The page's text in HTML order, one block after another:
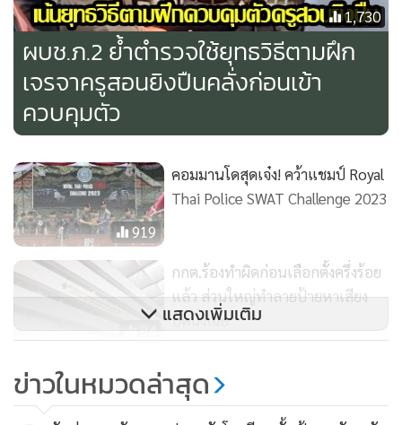
ไม่มีการตอบสนองใดๆ ต่อปฏิบัติการเจรจา และไม่ใช้วิธีรุนแรง
ของเจ้าหน้าที่ตำรวจ และยังคงเก็บตัวเงียบอยู่ในบ้าน แต่
ประชาชนที่อยู่ภายในชุมชนที่ยังไม่กล้ากลับเข้าบ้าน เริ่มมีความ
อึดอัดกับการทำงานของเจ้าหน้าที่ตำรวจแล้ว
เพราะชาวบ้านต้องการให้เหตุการณ์สงบอย่างรวดเร็ว และยัง
อึดอัดมากขึ้นเมื่อเจ้าหน้าที่ตำรวจยังไม่มีท่าทีว่าจะบุกจู่โจมเข้า
จับกุมตัวแต่อย่างใด โดยทำได้เพียงวางกำลังเจ้าหน้าที่ตำรวจ
จำนวน 20 นาย เฝ้าอยู่ในจุดที่เกิดเหตุ ส่งผลให้ร้านกาแฟ รวมทั้ง
ร้านค้าต่างๆ ที่อยู่บริเวณปากซอยต้องพากันหยุดขายขาดรายได้
อีกทั้งถนนภายในซอยเจ้าหน้าที่ตำรวจยังได้ทำการขึงเชือกปิด
กั้นเส้นทางไม่อนุญาตให้สัญจร
ต้องรอให้ชาวบ้านเดือดร้อนมากเพียงใดจึงจะยอมทำให้
เหตุการณ์ดังกล่าวจบลง
1,730
ผบช.ภ.2 ย้ำตำรวจใช้ยุทธวิธีตามฝึก
เจรจาครูสอนยิงปืนคลั่งก่อนเข้า
ควบคุมตัว
919
คอมมานโดสุดเจ๋ง! คว้าแชมป์ Royal
Thai Police SWAT Challenge 2023
84
กกต.ร้องทำผิดก่อนเลือกตั้งครึ่งร้อย
แล้ว ส่วนใหญ่ทำลายป้ายหาเสียง
ปัดนิ่งเฉย
ได้ถี่ยิบ แก๊งขนแรงงานต่างด้าว
ชายแดนเชียงรายส่งเชียงใหม่
แสดงเพิ่มเติม
ข่าวในหมวดล่าสุด